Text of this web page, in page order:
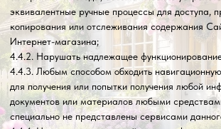
6. ОТВЕТСТВЕННОСТЬ
6.1. Любые убытки, которые Пользователь может понести в случае
умышленного или неосторожного нарушения любого положения
настоящего Соглашения, а также вследствие
несанкционированного доступа к коммуникациям другого
Пользователя, Администрацией сайта не возмещаются.
6.2. Администрация сайта не несет ответственности за:
6.2.1. Задержки или сбои в процессе совершения операции,
возникшие вследствие непреодолимой силы, а также любого случая
неполадок в телекоммуникационных, компьютерных, электрических
и иных смежных системах.
6.2.2. Действия систем переводов, банков, платежных систем и за